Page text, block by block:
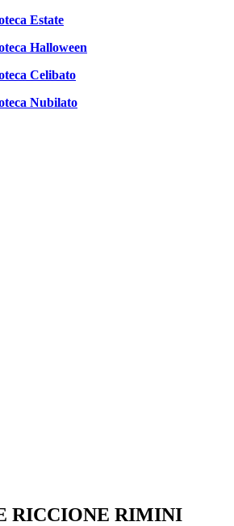
Estate
Halloween
Celibato
Nubilato
RICCIONE RIMINI